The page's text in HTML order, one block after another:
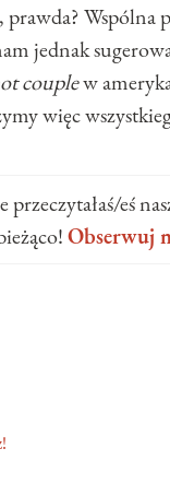
prawda? Wspólna
jednak
couplew
więc
eś
Obserwuj